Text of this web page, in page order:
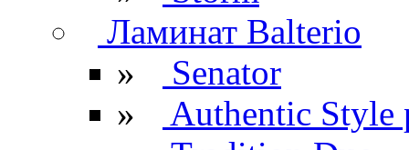
Ламинат Balterio
»
Senator
»
Authentic Style